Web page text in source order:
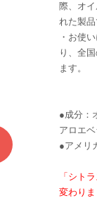
際、オ
れた製品
・お使
り、全
ます。
●成分：
アロエ
●アメリ
「シト
変わりま